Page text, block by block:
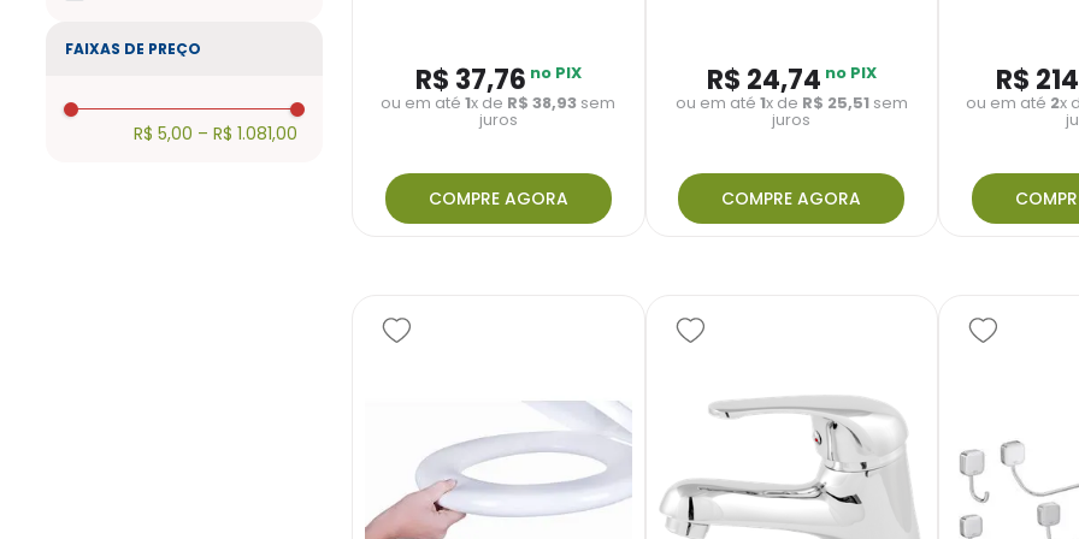
FAIXAS DE PREÇO
R$ 5,00 – R$ 1.081,00
R$ 37,76 no PIX
ou em até1x de R$ 38,93 sem
juros
COMPRE AGORA
R$ 24,74 no PIX
ou em até 1x de R$ 25,51sem
juros
COMPRE AGORA
R$ 214
ou em até 2x